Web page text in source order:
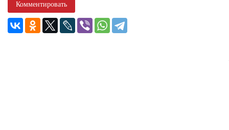
Комментировать